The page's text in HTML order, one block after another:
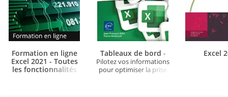
Formation en ligne
Excel 2021 - Toutes
les fonctionnalités
Tableaux de bord -
Pilotez vos informations
pour optimiser la prise
Excel